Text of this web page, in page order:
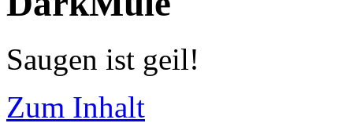
Saugen ist geil!
Zum Inhalt